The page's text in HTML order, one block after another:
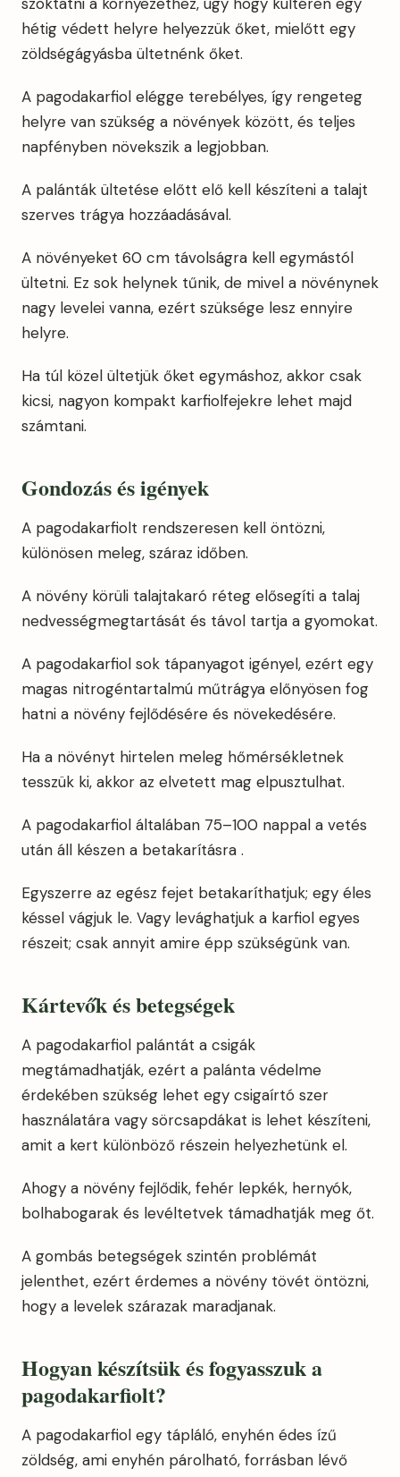
hétig védett helyre helyezzük őket, mielőtt egy
zöldségágyásba ültetnénk őket.
A pagodakarfiol elégge terebélyes, így rengeteg
helyre van szükség a növények között, és teljes
napfényben növekszik a legjobban.
A palánták ültetése előtt elő kell készíteni a talajt
szerves trágya hozzáadásával.
A növényeket 60 cm távolságra kell egymástól
ültetni. Ez sok helynek tűnik, de mivel a növénynek
nagy levelei vanna, ezért szüksége lesz ennyire
helyre.
Ha túl közel ültetjük őket egymáshoz, akkor csak
kicsi, nagyon kompakt karfiolfejekre lehet majd
számtani.
Gondozás és igények
A pagodakarfiolt rendszeresen kell öntözni,
különösen meleg, száraz időben.
A növény körüli talajtakaró réteg elősegíti a talaj
nedvességmegtartását és távol tartja a gyomokat.
A pagodakarfiol sok tápanyagot igényel, ezért egy
magas nitrogéntartalmú műtrágya előnyösen fog
hatni a növény fejlődésére és növekedésére.
Ha a növényt hirtelen meleg hőmérsékletnek
tesszük ki, akkor az elvetett mag elpusztulhat.
A pagodakarfiol általában 75–100 nappal a vetés
után áll készen a betakarításra .
Egyszerre az egész fejet betakaríthatjuk; egy éles
késsel vágjuk le. Vagy levághatjuk a karfiol egyes
részeit; csak annyit amire épp szükségünk van.
Kártevők és betegségek
A pagodakarfiol palántát a csigák
megtámadhatják, ezért a palánta védelme
érdekében szükség lehet egy csigaírtó szer
használatára vagy sörcsapdákat is lehet készíteni,
amit a kert különböző részein helyezhetünk el.
Ahogy a növény fejlődik, fehér lepkék, hernyók,
bolhabogarak és levéltetvek támadhatják meg őt.
A gombás betegségek szintén problémát
jelenthet, ezért érdemes a növény tövét öntözni,
hogy a levelek szárazak maradjanak.
Hogyan készítsük és fogyasszuk a
pagodakarfiolt?
A pagodakarfiol egy tápláló, enyhén édes ízű
zöldség, ami enyhén párolható, forrásban lévő